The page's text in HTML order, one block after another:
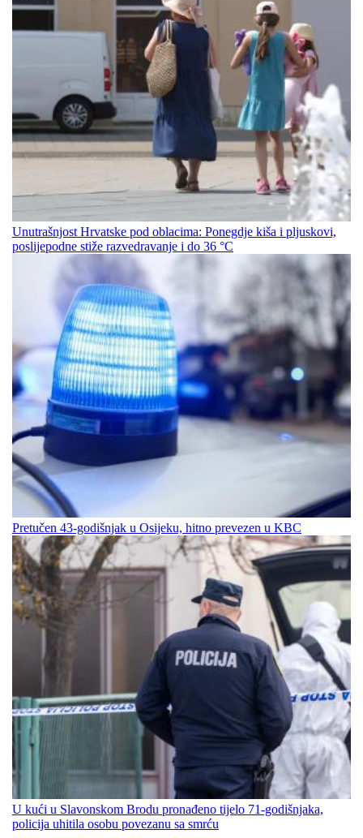
Unutrašnjost Hrvatske pod oblacima: Ponegdje kiša i pljuskovi,
poslijepodne stiže razvedravanje i do 36 °C
Pretučen 43-godišnjak u Osijeku, hitno prevezen u KBC
U kući u Slavonskom Brodu pronađeno tijelo 71-godišnjaka,
policija uhitila osobu povezanu sa smrću